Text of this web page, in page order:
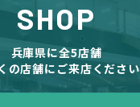
SHOP
兵庫県に全5店舗
の店舗にご来店ください